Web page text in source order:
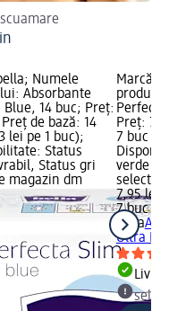
Numele
Absorbante
Blue, 14 buc; Preț:
de bază: 14
lei pe 1 buc);
Status
Status gri
magazin dm
Marcă:
Preț:
7 buc
verde
7,95 lei
7 buc
bella
Ultra